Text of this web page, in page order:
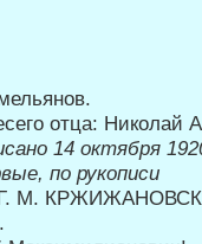
отца: Николай
14
по рукописи
Г. М.